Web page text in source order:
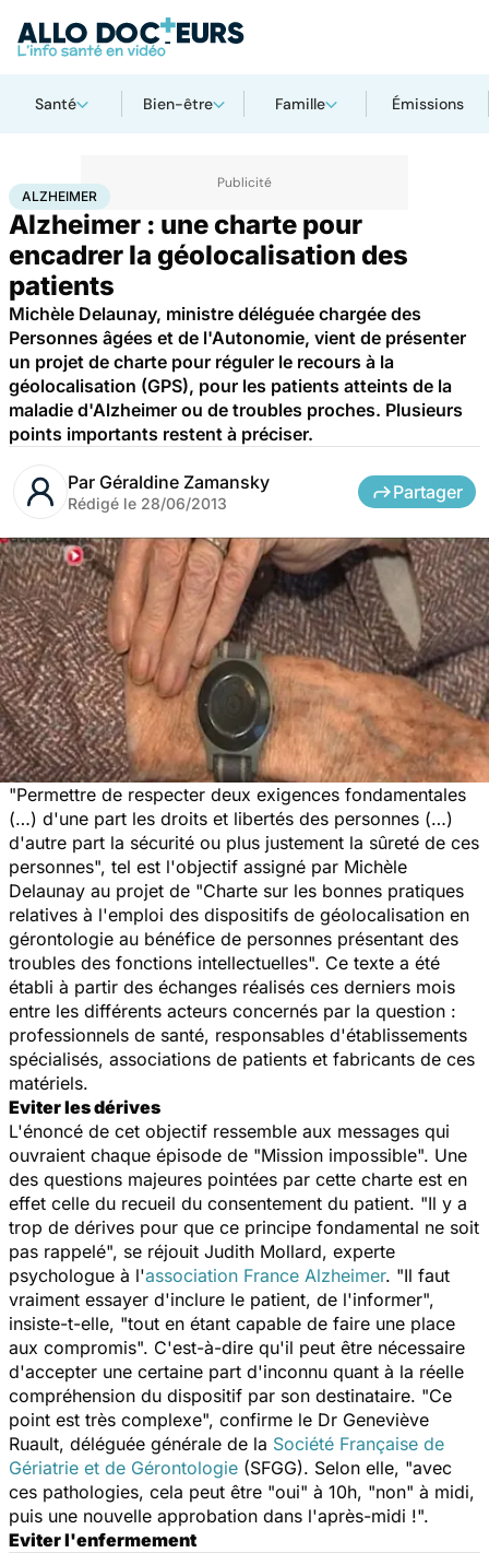
Santé Bien-être Famille Émissions
AccueilSanté Maladies
ALZHEIMER
Alzheimer : une charte pour
encadrer la géolocalisation des
patients
Michèle Delaunay, ministre déléguée chargée des
Personnes âgées et de l'Autonomie, vient de présenter
un projet de charte pour réguler le recours à la
géolocalisation (GPS), pour les patients atteints de la
maladie d'Alzheimer ou de troubles proches. Plusieurs
points importants restent à préciser.
Par Géraldine Zamansky
Rédigé le 28/06/2013
Partager
"Permettre de respecter deux exigences fondamentales
(…) d'une part les droits et libertés des personnes (…)
d'autre part la sécurité ou plus justement la sûreté de ces
personnes", tel est l'objectif assigné par Michèle
Delaunay au projet de "Charte sur les bonnes pratiques
relatives à l'emploi des dispositifs de géolocalisation en
gérontologie au bénéfice de personnes présentant des
troubles des fonctions intellectuelles". Ce texte a été
établi à partir des échanges réalisés ces derniers mois
entre les différents acteurs concernés par la question :
professionnels de santé, responsables d'établissements
spécialisés, associations de patients et fabricants de ces
matériels.
Eviter les dérives
L'énoncé de cet objectif ressemble aux messages qui
ouvraient chaque épisode de "Mission impossible". Une
des questions majeures pointées par cette charte est en
effet celle du recueil du consentement du patient. "Il y a
trop de dérives pour que ce principe fondamental ne soit
pas rappelé", se réjouit Judith Mollard, experte
psychologue à l'association France Alzheimer. "Il faut
vraiment essayer d'inclure le patient, de l'informer",
insiste-t-elle, "tout en étant capable de faire une place
aux compromis". C'est-à-dire qu'il peut être nécessaire
d'accepter une certaine part d'inconnu quant à la réelle
compréhension du dispositif par son destinataire. "Ce
point est très complexe", confirme le Dr Geneviève
Ruault, déléguée générale de la Société Française de
Gériatrie et de Gérontologie (SFGG). Selon elle, "avec
ces pathologies, cela peut être "oui" à 10h, "non" à midi,
puis une nouvelle approbation dans l'après-midi !".
Eviter l'enfermement